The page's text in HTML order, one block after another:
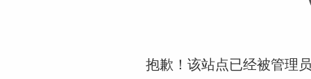
抱歉！该站点已经被管理